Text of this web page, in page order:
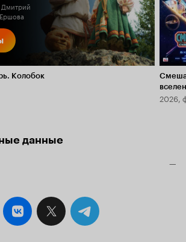
Дмитрий
Колобок
2026,
данные
—